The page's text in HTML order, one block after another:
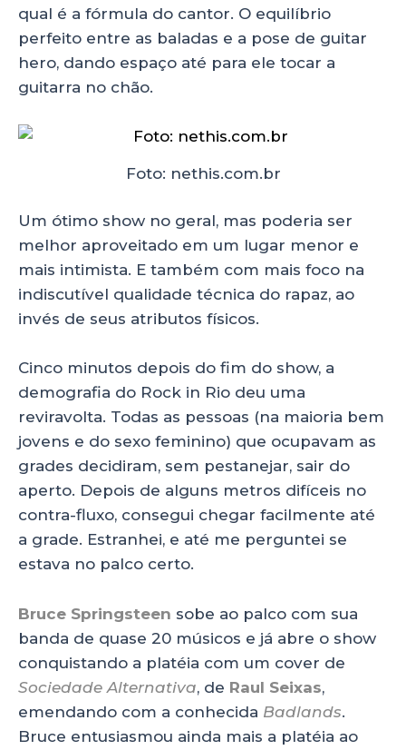
qual é a fórmula do cantor. O equilíbrio
perfeito entre as baladas e a pose de guitar
hero, dando espaço até para ele tocar a
guitarra no chão.
Foto: nethis.com.br
Um ótimo show no geral, mas poderia ser
melhor aproveitado em um lugar menor e
mais intimista. E também com mais foco na
indiscutível qualidade técnica do rapaz, ao
invés de seus atributos físicos.
Cinco minutos depois do fim do show, a
demografia do Rock in Rio deu uma
reviravolta. Todas as pessoas (na maioria bem
jovens e do sexo feminino) que ocupavam as
grades decidiram, sem pestanejar, sair do
aperto. Depois de alguns metros difíceis no
contra-fluxo, consegui chegar facilmente até
a grade. Estranhei, e até me perguntei se
estava no palco certo.
Bruce Springsteen sobe ao palco com sua
banda de quase 20 músicos e já abre o show
conquistando a platéia com um cover de
Sociedade Alternativa, de Raul Seixas,
emendando com a conhecida Badlands.
Bruce entusiasmou ainda mais a platéia ao